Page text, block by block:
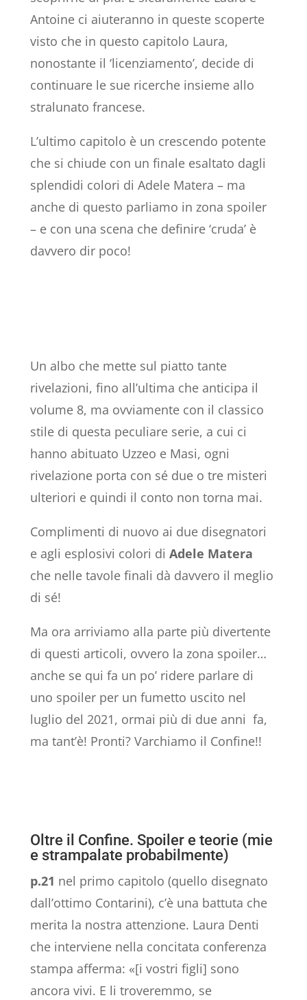
Antoine ci aiuteranno in queste scoperte
visto che in questo capitolo Laura,
nonostante il ‘licenziamento’, decide di
continuare le sue ricerche insieme allo
stralunato francese.
L’ultimo capitolo è un crescendo potente
che si chiude con un finale esaltato dagli
splendidi colori di Adele Matera – ma
anche di questo parliamo in zona spoiler
– e con una scena che definire ‘cruda’ è
davvero dir poco!
Un albo che mette sul piatto tante
rivelazioni, fino all’ultima che anticipa il
volume 8, ma ovviamente con il classico
stile di questa peculiare serie, a cui ci
hanno abituato Uzzeo e Masi, ogni
rivelazione porta con sé due o tre misteri
ulteriori e quindi il conto non torna mai.
Complimenti di nuovo ai due disegnatori
e agli esplosivi colori di Adele Matera
che nelle tavole finali dà davvero il meglio
di sé!
Ma ora arriviamo alla parte più divertente
di questi articoli, ovvero la zona spoiler…
anche se qui fa un po’ ridere parlare di
uno spoiler per un fumetto uscito nel
luglio del 2021, ormai più di due anni fa,
ma tant’è! Pronti? Varchiamo il Confine!!
Oltre il Confine. Spoiler e teorie (mie
e strampalate probabilmente)
p.21 nel primo capitolo (quello disegnato
dall’ottimo Contarini), c’è una battuta che
merita la nostra attenzione. Laura Denti
che interviene nella concitata conferenza
stampa afferma: «[i vostri figli] sono
ancora vivi. E li troveremmo, se